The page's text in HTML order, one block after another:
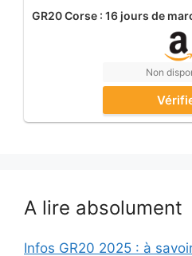
GR20 Corse : 16 jours de
Non
A lire absolument
Infos GR20 2025 : à